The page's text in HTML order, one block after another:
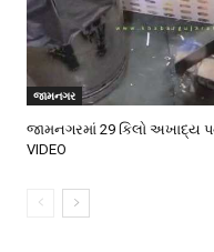
જામનગર
જામનગરમાં 29 કિલો અખાદ્ય
VIDEO